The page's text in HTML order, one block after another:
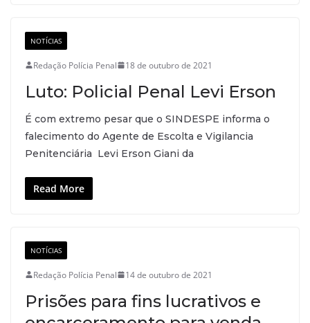
NOTÍCIAS
Redação Polícia Penal 18 de outubro de 2021
Luto: Policial Penal Levi Erson
É com extremo pesar que o SINDESPE informa o
falecimento do Agente de Escolta e Vigilancia
Penitenciária Levi Erson Giani da
Read More
NOTÍCIAS
Redação Polícia Penal 14 de outubro de 2021
Prisões para fins lucrativos e